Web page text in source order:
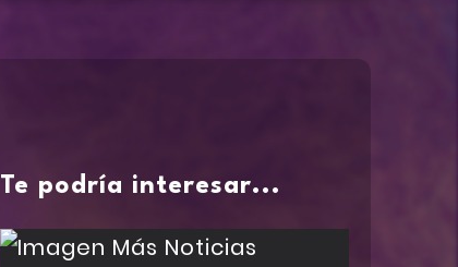
Te podría interesar...